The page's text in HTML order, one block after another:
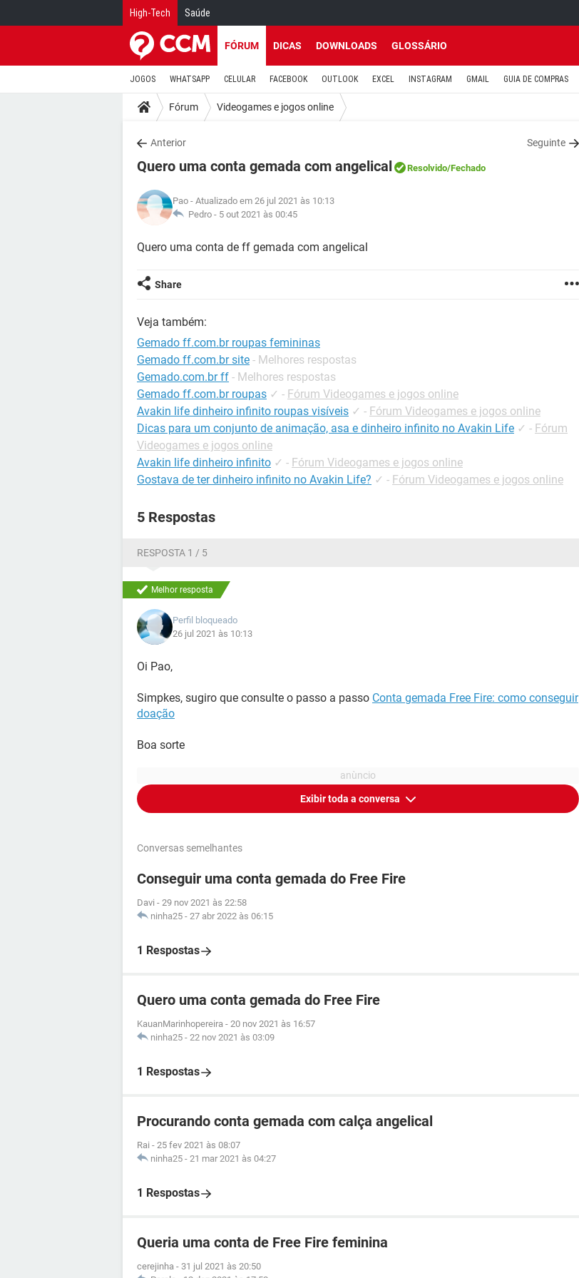
High-Tech Saúde
FÓRUM DICAS DOWNLOADS GLOSSÁRIO
JOGOS WHATSAPP CELULAR FACEBOOK OUTLOOK EXCEL INSTAGRAM GMAIL GUIA DE COMPRAS
Fórum Videogames e jogos online
Anterior Seguinte
Quero uma conta gemada com angelical Resolvido/Fechado
Pao - Atualizado em 26 jul 2021 às 10:13
Pedro - 5 out 2021 às 00:45
Quero uma conta de ff gemada com angelical
Share
Veja também:
Gemado ff.com.br roupas femininas
Gemado ff.com.br site - Melhores respostas
Gemado.com.br ff - Melhores respostas
Gemado ff.com.br roupas ✓ - Fórum Videogames e jogos online
Avakin life dinheiro infinito roupas visíveis ✓ - Fórum Videogames e jogos online
Dicas para um conjunto de animação, asa e dinheiro infinito no Avakin Life ✓ - Fórum
Videogames e jogos online
Avakin life dinheiro infinito ✓ - Fórum Videogames e jogos online
Gostava de ter dinheiro infinito no Avakin Life? ✓ - Fórum Videogames e jogos online
5 Respostas
RESPOSTA 1 / 5
Melhor resposta
Perfil bloqueado
26 jul 2021 às 10:13
Oi Pao,
Simpkes, sugiro que consulte o passo a passo Conta gemada Free Fire: como conseguir
doação
Boa sorte
Exibir toda a conversa
Conversas semelhantes
Conseguir uma conta gemada do Free Fire
Davi - 29 nov 2021 às 22:58
ninha25 - 27 abr 2022 às 06:15
1 Respostas
Quero uma conta gemada do Free Fire
KauanMarinhopereira - 20 nov 2021 às 16:57
ninha25 - 22 nov 2021 às 03:09
1 Respostas
Procurando conta gemada com calça angelical
Rai - 25 fev 2021 às 08:07
ninha25 - 21 mar 2021 às 04:27
1 Respostas
Queria uma conta de Free Fire feminina
cerejinha - 31 jul 2021 às 20:50